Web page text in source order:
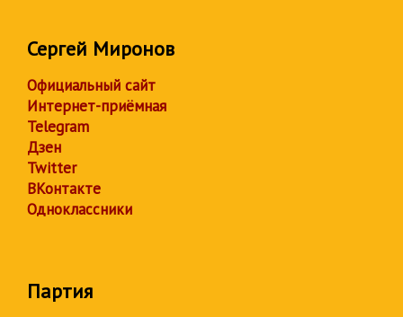
Сергей Миронов
Официальный сайт
Интернет-приёмная
Telegram
Дзен
Twitter
ВКонтакте
Одноклассники
Партия